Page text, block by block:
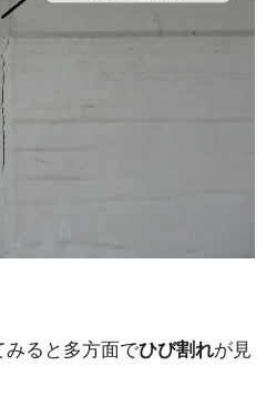
みると多方面でひび割れが見